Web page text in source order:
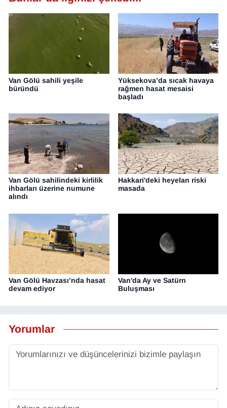
Van Gölü sahili yeşile
büründü
Yüksekova’da sıcak havaya
rağmen hasat mesaisi
başladı
Van Gölü sahilindeki kirlilik
ihbarları üzerine numune
alındı
Hakkari'deki heyelan riski
masada
Van Gölü Havzası’nda hasat
devam ediyor
Van'da Ay ve Satürn
Buluşması
Yorumlar